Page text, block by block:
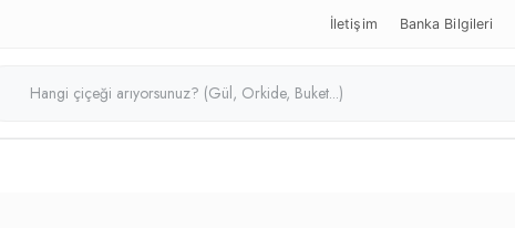
İletişim Banka Bilgileri